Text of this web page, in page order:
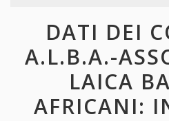
DATI DEI
A.L.B.A.-
LAICA
AFRICANI: